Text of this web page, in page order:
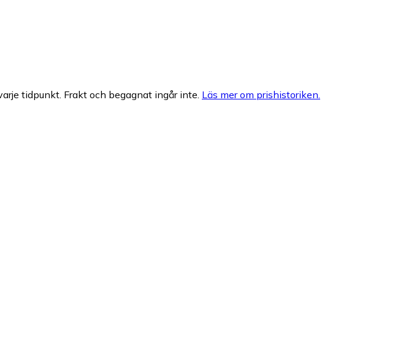
tidpunkt. Frakt och begagnat ingår inte. Läs mer om prishistoriken.